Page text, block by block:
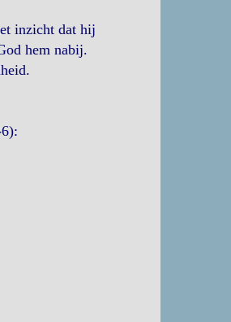
inzicht dat hij
hem nabij.